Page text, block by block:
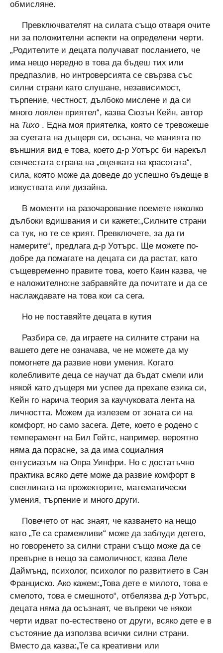
обмисляне.
Превключвателят на силата също отваря очите
ни за положителни аспекти на определени черти.
„Родителите и децата получават посланието, че
има нещо нередно в това да бъдеш тих или
предпазлив, но интроверсията се свързва със
силни страни като слушане, независимост,
търпение, честност, дълбоко мислене и да си
много лоялен приятел“, казва Сюзън Кейн, автор
на Тихо . Една моя приятелка, която се тревожеше
за суетата на дъщеря си, осъзна, че манията по
външния вид е това, което д-р Уотърс би нарекъл
сенчестата страна на „оценката на красотата“,
сила, която може да доведе до успешно бъдеще в
изкуствата или дизайна.
В моменти на разочарование поемете няколко
дълбоки вдишвания и си кажете:„Силните страни
са тук, но те се крият. Превключете, за да ги
намерите“, предлага д-р Уотърс. Ще можете по-
добре да помагате на децата си да растат, като
същевременно правите това, което Каин казва, че
е наложително:не забравяйте да почитате и да се
наслаждавате на това кои са сега.
Но не поставяйте децата в кутия
Разбира се, да играете на силните страни на
вашето дете не означава, че не можете да му
помогнете да развие нови умения. Когато
колебливите деца се научат да бъдат смели или
някой като дъщеря ми успее да прехапе езика си,
Кейн го нарича теория за каучуковата лента на
личността. Можем да излезем от зоната си на
комфорт, но само засега. Дете, което е родено с
темперамент на Бил Гейтс, например, вероятно
няма да порасне, за да има социалния
ентусиазъм на Опра Уинфри. Но с достатъчно
практика всяко дете може да развие комфорт в
светлината на прожекторите, математически
умения, търпение и много други.
Повечето от нас знаят, че казването на нещо
като „Те са срамежливи“ може да заблуди детето,
но говоренето за силни страни също може да се
превърне в нещо за самоличност, казва Леле
Даймънд, психолог, психолог по развитието в Сан
Франциско. Ако кажем:„Това дете е милото, това е
смелото, това е смешното“, отбелязва д-р Уотърс,
децата няма да осъзнаят, че въпреки че някои
черти идват по-естествено от други, всяко дете е в
състояние да използва всички силни страни.
Вместо да казва:„Те са креативни или